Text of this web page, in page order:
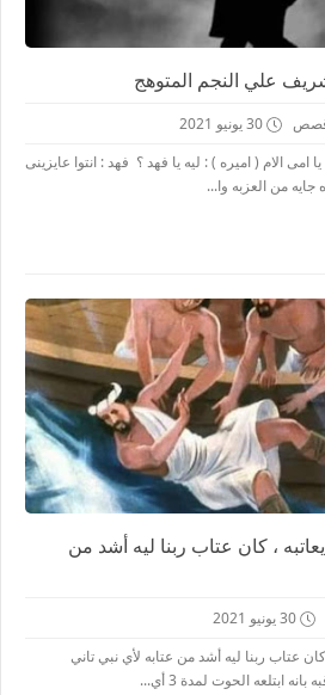
شريف علي النجم المتوهج
30 يونيو 2021
امى الام ( اميره ) : ليه يا فهد ؟ فهد : انتوا عايزينى
جايه من العزبه وا...
، كان عتاب ربنا ليه أشد من
30 يونيو 2021
عتاب ربنا ليه أشد من عتابه لأي نبي تاني
ابتلعه الحوت لمدة 3 أي...